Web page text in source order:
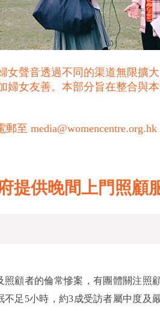
聲音透過不同的渠道無限擴大
女友善。本部分旨在整合與
至
提供晚間上門照顧
照顧者的倫常慘案，有團體關注照
不足5小時，約3成受訪者屬中度及